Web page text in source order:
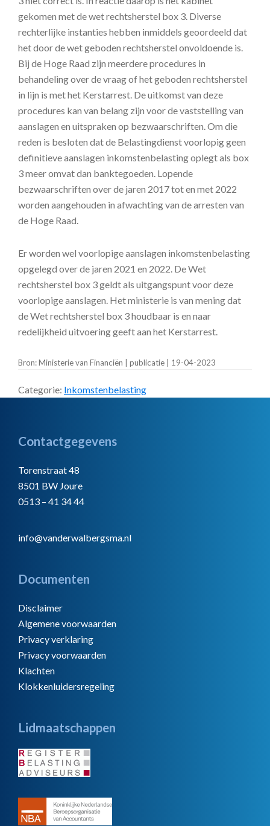
gekomen met de wet rechtsherstel box 3. Diverse
rechterlijke instanties hebben inmiddels geoordeeld dat
het door de wet geboden rechtsherstel onvoldoende is.
Bij de Hoge Raad zijn meerdere procedures in
behandeling over de vraag of het geboden rechtsherstel
in lijn is met het Kerstarrest. De uitkomst van deze
procedures kan van belang zijn voor de vaststelling van
aanslagen en uitspraken op bezwaarschriften. Om die
reden is besloten dat de Belastingdienst voorlopig geen
definitieve aanslagen inkomstenbelasting oplegt als box
3 meer omvat dan banktegoeden. Lopende
bezwaarschriften over de jaren 2017 tot en met 2022
worden aangehouden in afwachting van de arresten van
de Hoge Raad.
Er worden wel voorlopige aanslagen inkomstenbelasting
opgelegd over de jaren 2021 en 2022. De Wet
rechtsherstel box 3 geldt als uitgangspunt voor deze
voorlopige aanslagen. Het ministerie is van mening dat
de Wet rechtsherstel box 3 houdbaar is en naar
redelijkheid uitvoering geeft aan het Kerstarrest.
Bron: Ministerie van Financiën | publicatie | 19-04-2023
Categorie: Inkomstenbelasting
Footer
Contactgegevens
Torenstraat 48
8501 BW Joure
0513 – 41 34 44
info@vanderwalbergsma.nl
Documenten
Disclaimer
Algemene voorwaarden
Privacy verklaring
Privacy voorwaarden
Klachten
Klokkenluidersregeling
Lidmaatschappen